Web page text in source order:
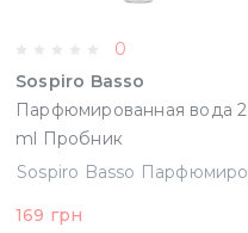
0
Sospiro Basso
Парфюмированная вода 2
ml Пробник
169 грн